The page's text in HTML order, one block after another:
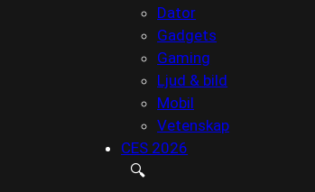
Dator
Gadgets
Gaming
Ljud & bild
Mobil
Vetenskap
CES 2026
🔍